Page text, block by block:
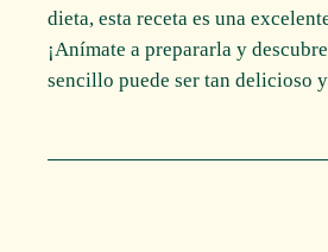
dieta, esta receta es una
¡Anímate a prepararla y
sencillo puede ser tan delicioso